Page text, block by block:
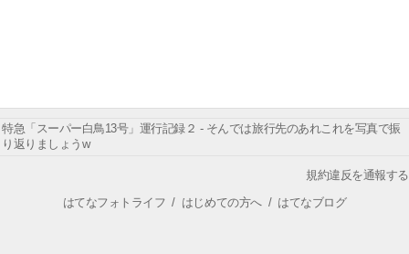
特急「スーパー白鳥13号」運行記録２ - そんでは旅行先のあれこれを写真で振
り返りましょうw
規約違反を通報する
はてなフォトライフ / はじめての方へ/ はてなブログ